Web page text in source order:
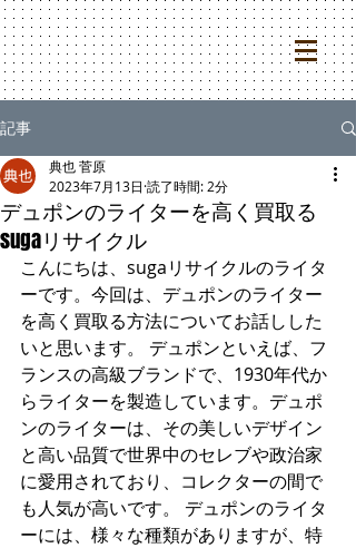
記事
デュポンのライターを高く買取る
sugaリサイクル
典也 菅原
2023年7月13日 読了時間: 2分
こんにちは、sugaリサイクルのライタ
ーです。今回は、デュポンのライター
を高く買取る方法についてお話しした
いと思います。 デュポンといえば、フ
ランスの高級ブランドで、1930年代か
らライターを製造しています。デュポ
ンのライターは、その美しいデザイン
と高い品質で世界中のセレブや政治家
に愛用されており、コレクターの間で
も人気が高いです。 デュポンのライタ
ーには、様々な種類がありますが、特